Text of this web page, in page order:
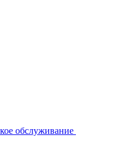
обслуживание